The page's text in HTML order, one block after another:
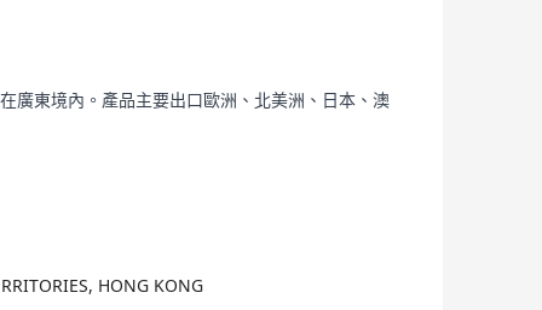
廣東境內。產品主要出口歐洲、北美洲、日本、澳
HONG KONG